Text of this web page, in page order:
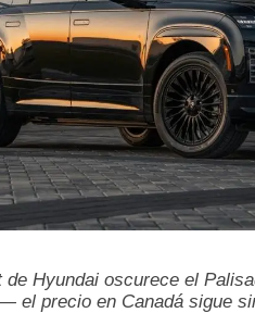
de Hyundai oscurece el
el precio en Canadá sigue